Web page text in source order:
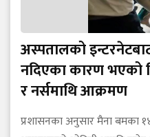
अस्पतालको
नदिएका कारण भएको
र नर्समाथि आक्रमण
प्रशासनका अनुसार मैना बमका